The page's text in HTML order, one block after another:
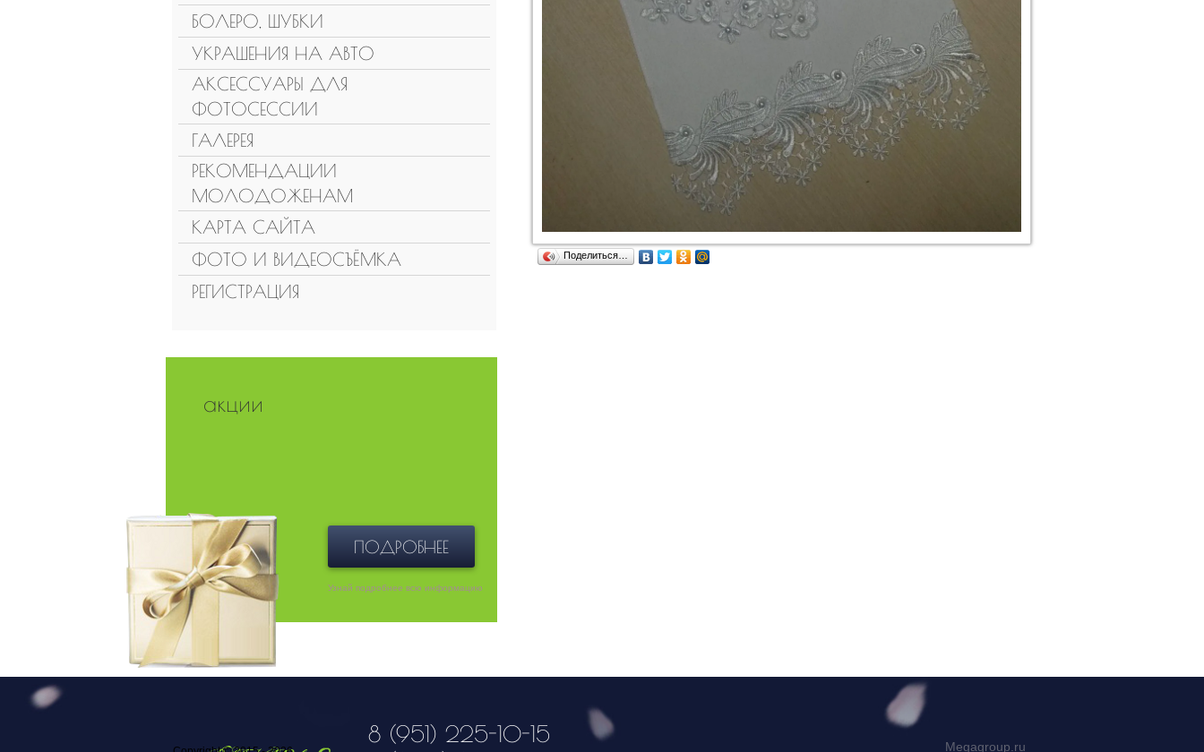
БОЛЕРО, ШУБКИ
УКРАШЕНИЯ НА АВТО
АКСЕССУАРЫ ДЛЯ
ФОТОСЕССИИ
ГАЛЕРЕЯ
РЕКОМЕНДАЦИИ
МОЛОДОЖЕНАМ
КАРТА САЙТА
ФОТО И ВИДЕОСЪЁМКА
РЕГИСТРАЦИЯ
Поделиться…
акции
ПОДРОБНЕЕ
Узнай подробнее всю информацию
8 (951) 225-10-15
Megagroup.ru